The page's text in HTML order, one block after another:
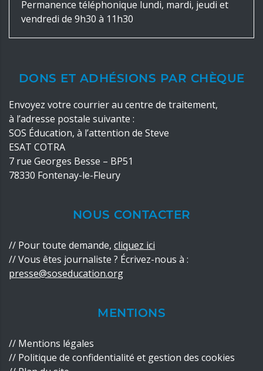
Permanence téléphonique lundi, mardi, jeudi et
vendredi de 9h30 à 11h30
DONS ET ADHÉSIONS PAR CHÈQUE
Envoyez votre courrier au centre de traitement,
à l’adresse postale suivante :
SOS Éducation, à l’attention de Steve
ESAT COTRA
7 rue Georges Besse – BP51
78330 Fontenay-le-Fleury
NOUS CONTACTER
// Pour toute demande, cliquez ici
// Vous êtes journaliste ? Écrivez-nous à :
presse@soseducation.org
MENTIONS
// Mentions légales
// Politique de confidentialité et gestion des cookies